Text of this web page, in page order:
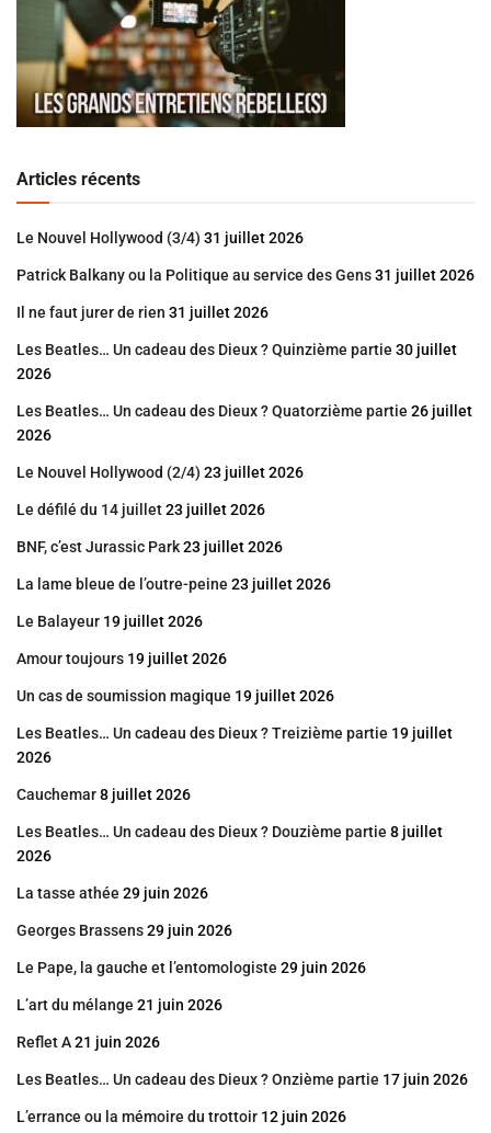
Articles récents
Le Nouvel Hollywood (3/4) 31 juillet 2026
Patrick Balkany ou la Politique au service des Gens31 juillet 2026
Il ne faut jurer de rien 31 juillet 2026
Les Beatles… Un cadeau des Dieux ? Quinzième partie 30 juillet
2026
Les Beatles… Un cadeau des Dieux ? Quatorzième partie 26 juillet
2026
Le Nouvel Hollywood (2/4) 23 juillet 2026
Le défilé du 14 juillet23 juillet 2026
BNF, c’est Jurassic Park23 juillet 2026
La lame bleue de l’outre-peine 23 juillet 2026
Le Balayeur 19 juillet 2026
Amour toujours 19 juillet 2026
Un cas de soumission magique 19 juillet 2026
Les Beatles… Un cadeau des Dieux ? Treizième partie 19 juillet
2026
Cauchemar8 juillet 2026
Les Beatles… Un cadeau des Dieux ? Douzième partie 8 juillet
2026
La tasse athée 29 juin 2026
Georges Brassens29 juin 2026
Le Pape, la gauche et l’entomologiste 29 juin 2026
L’art du mélange 21 juin 2026
Reflet A21 juin 2026
Les Beatles… Un cadeau des Dieux ? Onzième partie 17 juin 2026
L’errance ou la mémoire du trottoir 12 juin 2026